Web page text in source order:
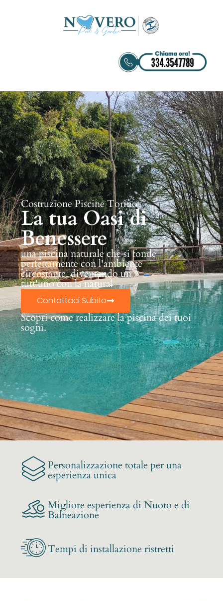
Costruzione Piscine Torino
La tua Oasi di
Benessere
una piscina naturale che si fonde
perfettamente con l'ambiente
circostante, diventando un
tutt'uno con la natura!
Contattaci Subito
Scopri come realizzare la piscina dei tuoi
sogni.
Personalizzazione totale per una
esperienza unica
Migliore esperienza di Nuoto e di
Balneazione
Tempi di installazione ristretti